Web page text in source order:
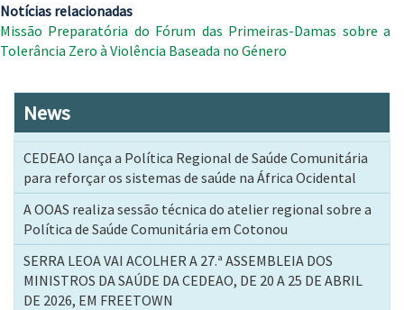
Notícias relacionadas
Missão Preparatória do Fórum das Primeiras-Damas sobre a
Tolerância Zero à Violência Baseada no Género
News
CEDEAO lança a Política Regional de Saúde Comunitária
para reforçar os sistemas de saúde na África Ocidental
A OOAS realiza sessão técnica do atelier regional sobre a
Política de Saúde Comunitária em Cotonou
SERRA LEOA VAI ACOLHER A 27.ª ASSEMBLEIA DOS
MINISTROS DA SAÚDE DA CEDEAO, DE 20 A 25 DE ABRIL
DE 2026, EM FREETOWN